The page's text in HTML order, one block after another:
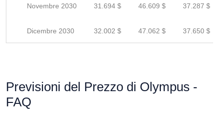
Novembre 2030 31.694 $ 46.609 $ 37.287 $
Dicembre 2030 32.002 $ 47.062 $ 37.650 $
Previsioni del Prezzo di Olympus -
FAQ